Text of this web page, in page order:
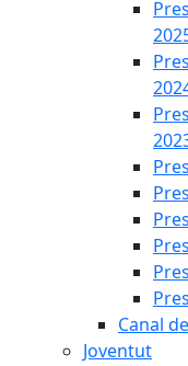
Canal
Joventut